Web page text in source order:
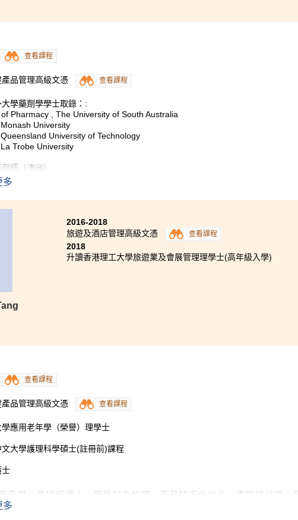
查看課程
品管理高級文憑
查看課程
學藥劑學學士取錄：:
Pharmacy , The University of South Australia
University
University of Technology
Trobe University
師（澳洲）
我明白到公開考試的失敗並不等於人生失敗。書院 的教學模式較貼近
上進。書院 提供的實習及暑期工機會，讓我能夠好好裝備自己。我會好
師，服務社會。
2016-2018
旅遊及酒店管理高級文憑
查看課程
2018
升讀香港理工大學旅遊業及會展管理理學士(高年級入學)
查看課程
品管理高級文憑
查看課程
應用老年學（榮譽）理學士
大學護理科學碩士(註冊前)課程
士
仍是一名診所護士，個性較為依賴，而且缺乏自信心。書院提供了一
為全職學生。課程讓我學習到不同的知識和作出批判性思考。透過參